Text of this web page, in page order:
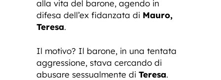
alla vita del barone, agendo in
difesa dell’ex fidanzata di Mauro,
Teresa.
Il motivo? Il barone, in una tentata
aggressione, stava cercando di
abusare sessualmente di Teresa.